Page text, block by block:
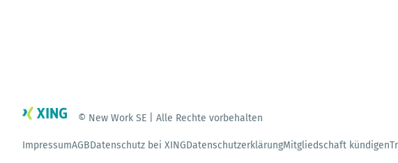
© New Work SE | Alle Rechte vorbehalten
ImpressumAGBDatenschutz bei XINGDatenschutzerklärungMitgliedschaft kündigen